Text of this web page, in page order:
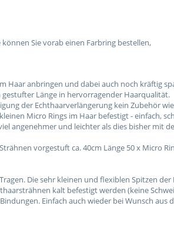
Sie vorab einen Farbring bestellen,
Haar anbringen und dabei auch noch kräftig
Länge in hervorragender Haarqualität.
der Echthaarverlängerung kein Zubehör wie
Micro Rings im Haar befestigt - einfach,
angenehmer und leichter als dies bisher mit
vorgestuft ca. 40cm Länge 50 x Micro
Die sehr kleinen und flexiblen Spitzen
kalt befestigt werden (keine
Einfach auch wieder bei Wunsch